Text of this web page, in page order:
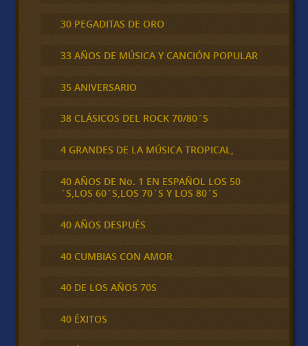
30 PEGADITAS DE ORO
33 AÑOS DE MÚSICA Y CANCIÓN POPULAR
35 ANIVERSARIO
38 CLÁSICOS DEL ROCK 70/80´S
4 GRANDES DE LA MÚSICA TROPICAL,
40 AÑOS DE No. 1 EN ESPAÑOL LOS 50
´S,LOS 60´S,LOS 70´S Y LOS 80´S
40 AÑOS DESPUÉS
40 CUMBIAS CON AMOR
40 DE LOS AÑOS 70S
40 ÉXITOS